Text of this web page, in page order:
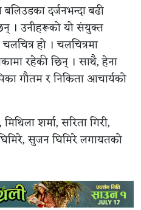
दर्जनभन्दा बढी
। उनीहरूको यो संयुक्त
हो । चलचित्रमा
रहेकी छिन् । साथै, हेना
गौतम र निकिता आचार्यको
शर्मा, सरिता गिरी,
सुजन घिमिरे लगायतको